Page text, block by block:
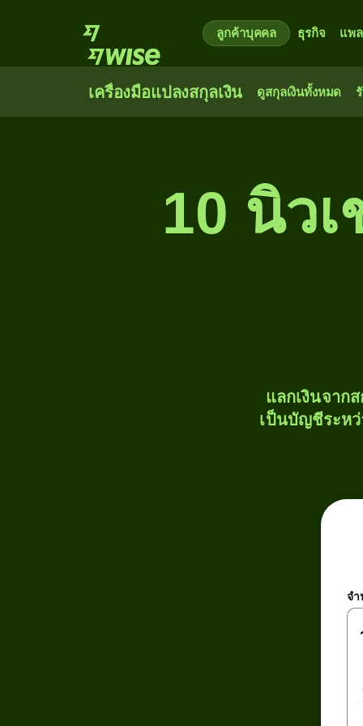
ลูกค้าบุคคล ธุรกิจ แพ
เครื่องมือแปลงสกุลเงิน ดูสกุลเงินทั้งหมด
10 นิวเ
แลกเงินจาก
เป็นบัญชีระหว่
จ